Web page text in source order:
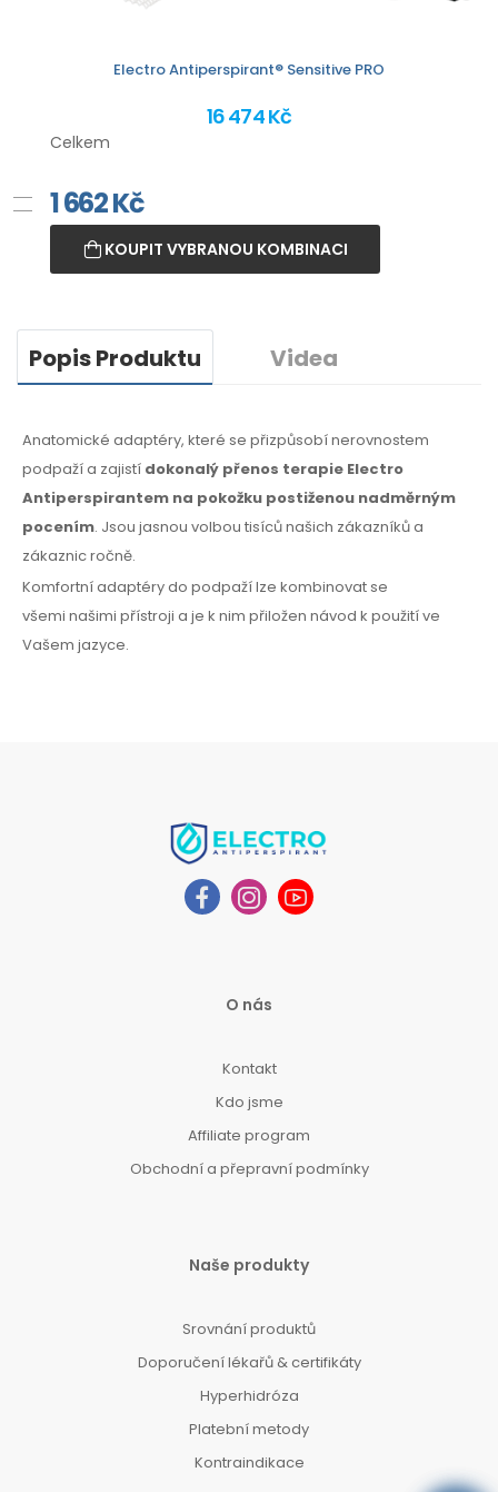
Electro Antiperspirant® Sensitive PRO
16 474 Kč
Celkem
1 662Kč
KOUPIT VYBRANOU KOMBINACI
Popis Produktu Videa
Anatomické adaptéry, které se přizpůsobí nerovnostem
podpažía zajistí dokonalý přenos terapie Electro
Antiperspirantem na pokožku postiženou nadměrným
pocením. Jsou jasnou volbou tisíců našich zákazníkůa
zákaznicročně.
Komfortní adaptérydo podpažílze kombinovatse
všemi našimi přístroji a je k nim přiložen návod k použitíve
Vašem jazyce.
O nás
Kontakt
Kdo jsme
Affiliate program
Obchodní a přepravní podmínky
Naše produkty
Srovnání produktů
Doporučení lékařů & certifikáty
Hyperhidróza
Platební metody
Kontraindikace